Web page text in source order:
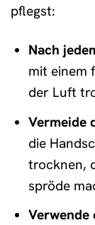
pflegst:
Nach
mit einem
der Luft
Vermeide
die
trocknen,
spröde
Verwende